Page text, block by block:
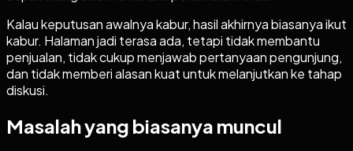
Kalau keputusan awalnya kabur, hasil akhirnya biasanya ikut
kabur. Halaman jadi terasa ada, tetapi tidak membantu
penjualan, tidak cukup menjawab pertanyaan pengunjung,
dan tidak memberi alasan kuat untuk melanjutkan ke tahap
diskusi.
Masalah yang biasanya muncul